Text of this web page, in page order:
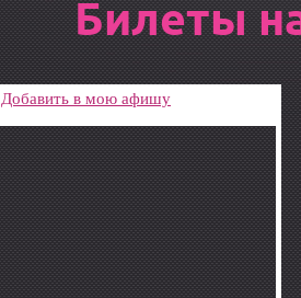
Билеты
Добавить в мою афишу